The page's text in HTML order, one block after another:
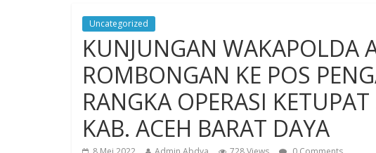
Uncategorized
KUNJUNGAN WAKAPOLDA
ROMBONGAN KE POS
RANGKA OPERASI
KAB. ACEH BARAT DAYA